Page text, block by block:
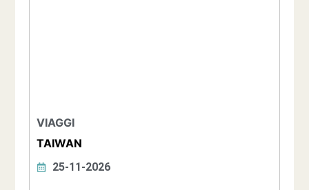
VIAGGI
TAIWAN
25-11-2026